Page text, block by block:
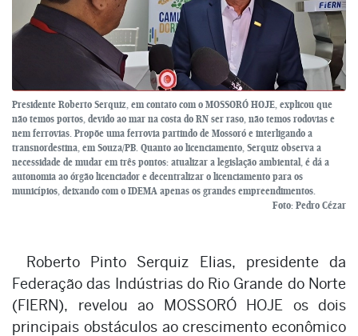
Presidente Roberto Serquiz, em contato com o MOSSORÓ HOJE, explicou que
não temos portos, devido ao mar na costa do RN ser raso, não temos rodovias e
nem ferrovias. Propõe uma ferrovia partindo de Mossoró e interligando a
transnordestina, em Souza/PB. Quanto ao licenciamento, Serquiz observa a
necessidade de mudar em três pontos: atualizar a legislação ambiental, é dá a
autonomia ao órgão licenciador e decentralizar o licenciamento para os
municípios, deixando com o IDEMA apenas os grandes empreendimentos.
Foto: Pedro Cézar
Roberto Pinto Serquiz Elias, presidente da
Federação das Indústrias do Rio Grande do Norte
(FIERN), revelou ao MOSSORÓ HOJE os dois
principais obstáculos ao crescimento econômico